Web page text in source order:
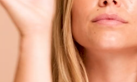
FAQ™ Pure Beauty-Tech
BREAKING NEWS
語言
English Deutsch
Italiano
Polski
Svenska